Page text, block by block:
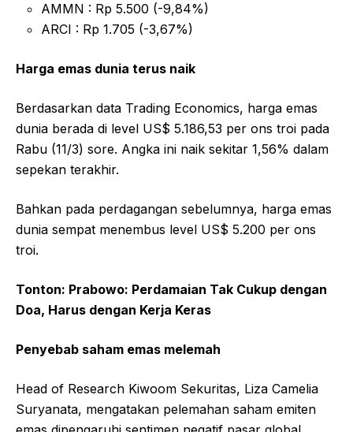
AMMN : Rp 5.500 (-9,84%)
ARCI : Rp 1.705 (-3,67%)
Harga emas dunia terus naik
Berdasarkan data Trading Economics, harga emas
dunia berada di level US$ 5.186,53 per ons troi pada
Rabu (11/3) sore. Angka ini naik sekitar 1,56% dalam
sepekan terakhir.
Bahkan pada perdagangan sebelumnya, harga emas
dunia sempat menembus level US$ 5.200 per ons
troi.
Tonton: Prabowo: Perdamaian Tak Cukup dengan
Doa, Harus dengan Kerja Keras
Penyebab saham emas melemah
Head of Research Kiwoom Sekuritas, Liza Camelia
Suryanata, mengatakan pelemahan saham emiten